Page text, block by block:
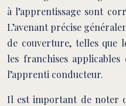
à l’apprentissage sont
L’avenant précise
de couverture, telles que
les franchises
l’apprenti conducteur.
Il est important de noter